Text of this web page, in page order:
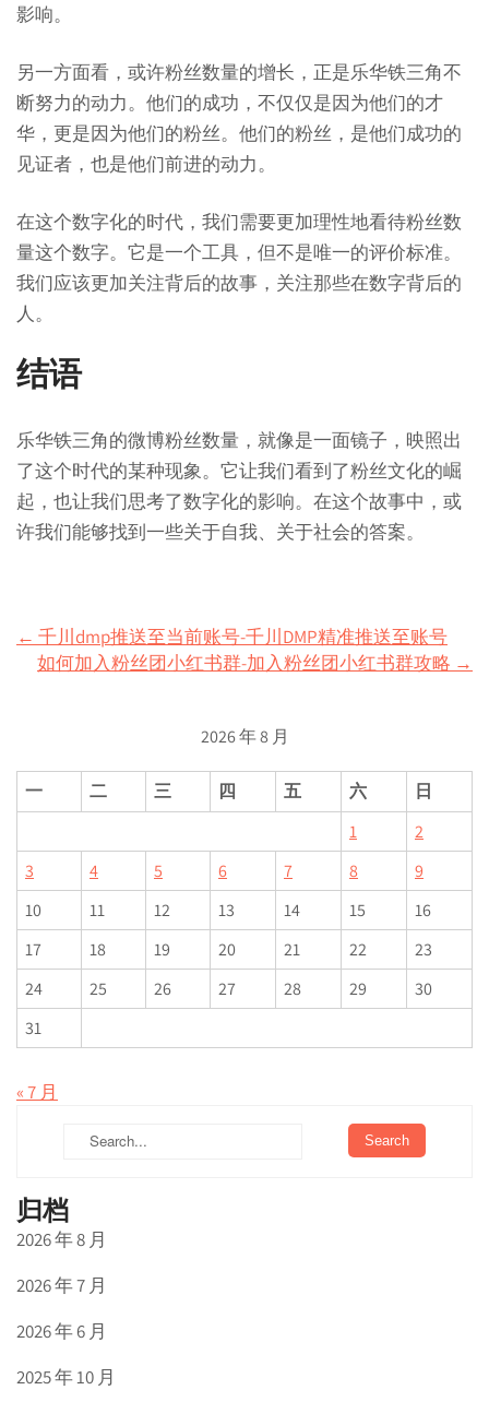
影响。
另一方面看，或许粉丝数量的增长，正是乐华铁三角不
断努力的动力。他们的成功，不仅仅是因为他们的才
华，更是因为他们的粉丝。他们的粉丝，是他们成功的
见证者，也是他们前进的动力。
在这个数字化的时代，我们需要更加理性地看待粉丝数
量这个数字。它是一个工具，但不是唯一的评价标准。
我们应该更加关注背后的故事，关注那些在数字背后的
人。
结语
乐华铁三角的微博粉丝数量，就像是一面镜子，映照出
了这个时代的某种现象。它让我们看到了粉丝文化的崛
起，也让我们思考了数字化的影响。在这个故事中，或
许我们能够找到一些关于自我、关于社会的答案。
Post
navigation
← 千川dmp推送至当前账号-千川DMP精准推送至账号
如何加入粉丝团小红书群-加入粉丝团小红书群攻略 →
2026 年 8 月
一 二 三 四 五 六
日
1
2
3
4 5 6 7 8
9
10
11 12 13 14 15
16
17
18 19 20 21 22
23
24
25 26 27 28 29
30
31
« 7 月
归档
2026 年 8 月
2026 年 7 月
2026 年 6 月
2025 年 10 月